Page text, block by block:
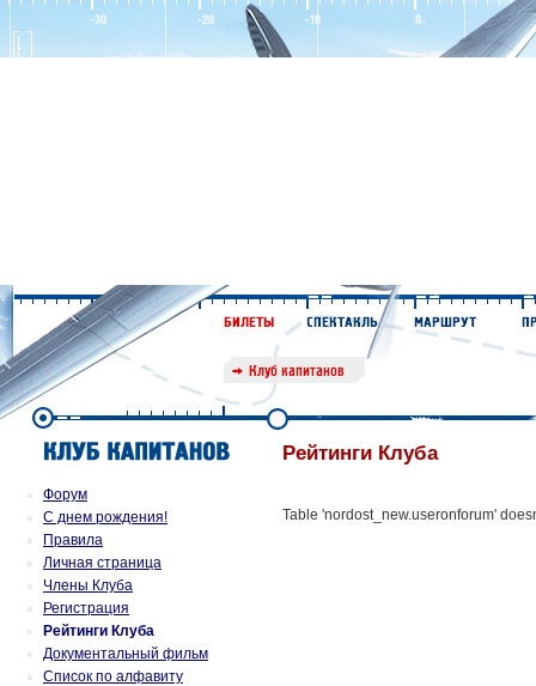
Форум
С днем рождения!
Правила
Личная страница
Члены Клуба
Регистрация
Рейтинги Клуба
Документальный фильм
Список по алфавиту
Рейтинги Клуба
Table 'nordost_new.useronforum'